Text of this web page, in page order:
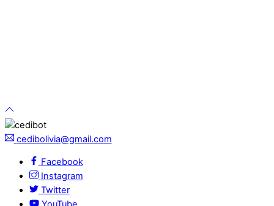
cedibolivia@gmail.com
Facebook
Instagram
Twitter